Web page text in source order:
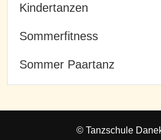
Kindertanzen
Sommerfitness
Sommer Paartanz
© Tanzschule